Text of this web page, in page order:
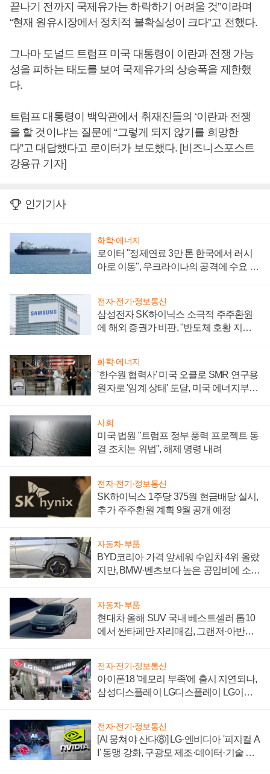
끝나기 전까지 국제유가는 하락하기 어려울 것”이라며
“현재 원유시장에서 정치적 불확실성이 크다”고 전했다.
그나마 도널드 트럼프 미국 대통령이 이란과 전쟁 가능
성을 피하는 태도를 보여 국제유가의 상승폭을 제한했
다.
트럼프 대통령이 백악관에서 취재진들의 ‘이란과 전쟁
을 할 것이냐’는 질문에 “그렇게 되지 않기를 희망한
다”고 대답했다고 로이터가 보도했다. [비즈니스포스트
강용규 기자]
인기기사
화학·에너지
로이터 "정제연료 3만 톤 한국에서 러시
아로 이동", 우크라이나의 공격에 수요 늘
전자·전기·정보통신
삼성전자 SK하이닉스 소극적 주주환원
에 해외 증권가 비판, "반도체 호황 지속
화학·에너지
'한수원 협력사' 미국 오클로 SMR 연구용
원자로 '임계 상태' 도달, 미국 에너지부
사회
미국 법원 "트럼프 정부 풍력 프로젝트 동
결 조치는 위법", 해제 명령 내려
전자·전기·정보통신
SK하이닉스 1주당 375원 현금배당 실시,
추가 주주환원 계획 9월 공개 예정
자동차·부품
BYD코리아 가격 앞세워 수입차 4위 올랐
지만, BMW·벤츠보다 높은 공임비에 소비
자동차·부품
현대차 올해 SUV 국내 베스트셀러 톱10
에서 싼타페만 자리매김, 그랜저·아반떼
전자·전기·정보통신
아이폰18 '메모리 부족'에 출시 지연되나,
삼성디스플레이 LG디스플레이 LG이노
전자·전기·정보통신
[AI 뭉쳐야 산다⑧] LG·엔비디아 '피지컬 A
I' 동맹 강화, 구광모 제조·데이터·기술 결